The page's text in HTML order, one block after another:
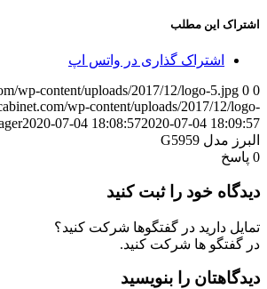
اشتراک این مطلب
اشتراک گذاری در واتس اپ
wp-content/uploads/2017/12/logo-5.jpg 0 0
wp-content/uploads/2017/12/logo-
2020-07-04 18:08:572020-07-04 18:09:57
البرز مدل G5959
0 پاسخ
دیدگاه خود را ثبت کنید
تمایل دارید در گفتگوها شرکت کنید؟
در گفتگو ها شرکت کنید.
دیدگاهتان را بنویسید